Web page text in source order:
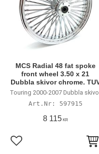
MCS Radial 48 fat spoke
front wheel 3.50 x 21
Dubbla skivor chrome.
Touring 2000-2007 Dubbla
597915
8 115KR
Lägg till i favoriter